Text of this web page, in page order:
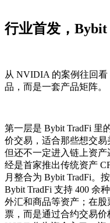
行业首发，
从 NVIDIA 的案例往回看
品，而是一套产品矩阵。
第一层是 Bybit TradFi 里
价交易，适合那些想交易
但还不一定进入链上资产
经是首家推出传统资产
月整合为 Bybit TradFi。
Bybit TradFi 支持 400 余
外汇和商品等资产；在
票，而是通过合约交易